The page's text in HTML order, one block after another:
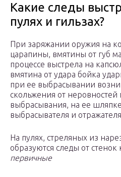
Какие следы
пулях и гильзах?
При заряжании оружия на
царапины, вмятины от губ
процессе выстрела на
вмятина от удара бойка
при ее выбрасывании
скольжения от
выбрасывания, на ее
выбрасывателя и
На пулях, стреляных из
образуются следы от стенок
первичные